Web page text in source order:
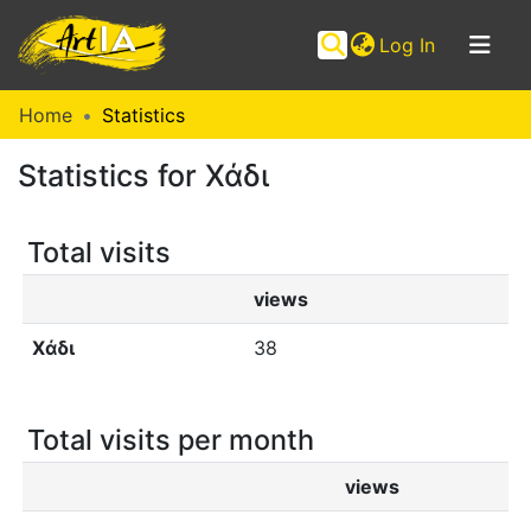
Log In (current)
Communities
&
Collections
Home Statistics
Statistics for Χάδι
Total visits
views
Χάδι 38
Total visits per month
views